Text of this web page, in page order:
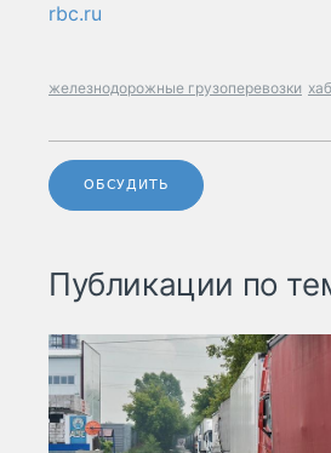
rbc.ru
железнодорожные грузоперевозки
ОБСУДИТЬ
Публикации по